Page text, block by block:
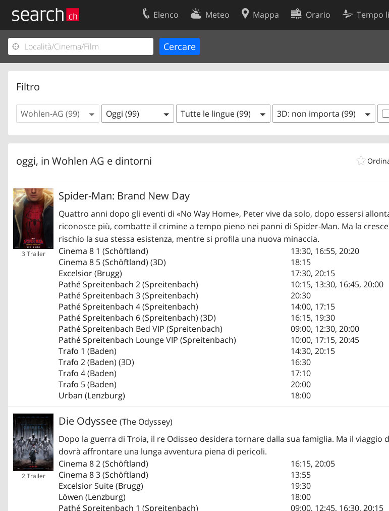
Elenco Meteo Mappa Orario Tempo
Filtro
Wohlen-AG (99) Oggi (99) Tutte le lingue (99) 3D: non importa (99)
oggi, in Wohlen AG e dintorni
3 Trailer
Spider-Man: Brand New Day
Quattro anni dopo gli eventi di «No Way Home», Peter vive da solo, dopo essersi
riconosce più, combatte il crimine a tempo pieno nei panni di Spider-Man. Ma la
rischio la sua stessa esistenza, mentre si profila una nuova minaccia.
Cinema 8 1 (Schöftland) 13:30, 16:55, 20:20
Cinema 8 5 (Schöftland) (3D) 18:15
Excelsior(Brugg) 17:30, 20:15
Pathé Spreitenbach 2 (Spreitenbach) 10:15, 13:30, 16:45, 20:00
Pathé Spreitenbach 3 (Spreitenbach) 20:30
Pathé Spreitenbach 4 (Spreitenbach) 14:00, 17:15
Pathé Spreitenbach 6 (Spreitenbach) (3D) 16:15, 19:30
Pathé Spreitenbach Bed VIP (Spreitenbach) 09:00, 12:30, 20:00
Pathé Spreitenbach Lounge VIP (Spreitenbach) 10:00, 17:15, 20:45
Trafo 1 (Baden) 14:30, 20:15
Trafo 2 (Baden) (3D) 16:30
Trafo 4 (Baden) 17:10
Trafo 5 (Baden) 20:00
Urban (Lenzburg) 18:00
2 Trailer
Die Odyssee (The Odyssey)
Dopo la guerra di Troia, il re Odisseo desidera tornare dalla sua famiglia. Ma il
dovrà affrontare una lunga avventura piena di pericoli.
Cinema 82 (Schöftland) 16:15, 20:05
Cinema 83 (Schöftland) 13:55
ExcelsiorSuite (Brugg) 19:30
Löwen (Lenzburg) 18:00
Pathé Spreitenbach 1 (Spreitenbach) 09:00, 12:45, 16:30, 20:15
Il vostro profolio
Area clienti
Contatti
Condizioni d’uso
Preferenze